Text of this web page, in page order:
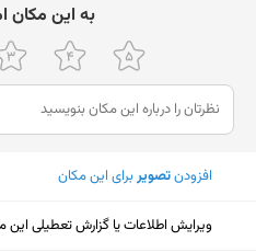
جمعه
شنبه
یکشنبه
دوشنبه
ﺑﻪ اﯾﻦ ﻣﮑﺎن
افزودنتصویربرای این مکان
ویرایش اطلاعات یا گزارش تعطیلی این